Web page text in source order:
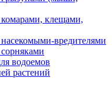
клещами,
вредителями
водоемов
растений